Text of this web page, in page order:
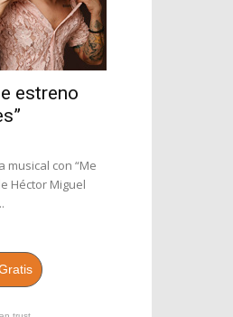
estreno
musical con “Me
Héctor Miguel